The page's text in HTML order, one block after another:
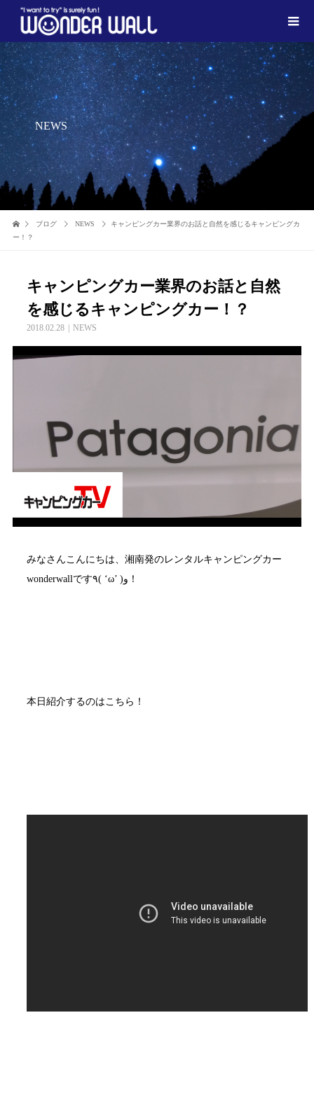
NEWS
ブログ NEWS
キャンピングカー業界のお話と自然を感じるキャンピングカ
ー！？
キャンピングカー業界のお話と自然
を感じるキャンピングカー！？
2018.02.28 NEWS
みなさんこんにちは、湘南発のレンタルキャンピングカー
wonderwallです٩( ‘ω’ )و！
本日紹介するのはこちら！